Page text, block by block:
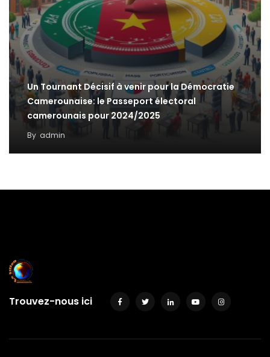
Un Tournant Décisif à venir pour la Démocratie
Camerounaise: le Passeport électoral
camerounais pour 2024/2025
By admin
Trouvez-nous ici